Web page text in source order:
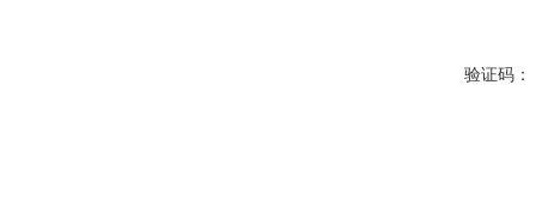
验证码：